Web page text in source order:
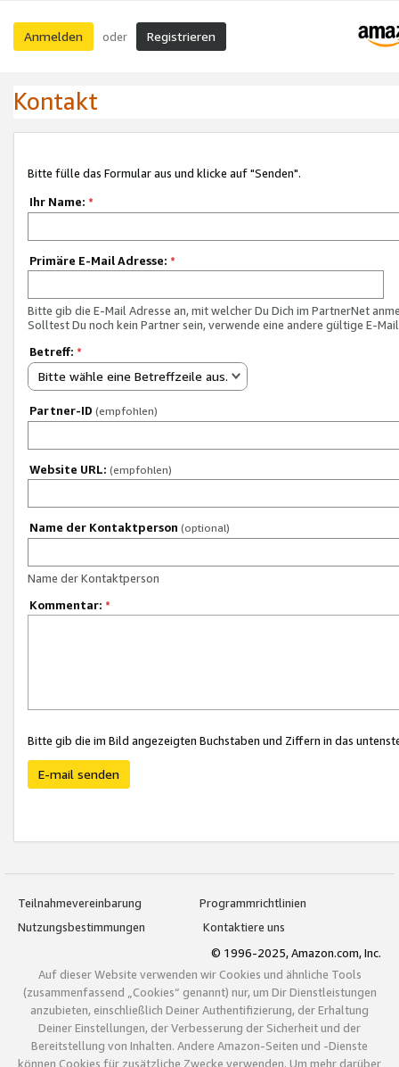
Anmelden oder Registrieren
Kontakt
Bitte fülle das Formular aus und klicke auf "Senden".
Ihr Name: *
Primäre E-Mail Adresse: *
Bitte gib die E-Mail Adresse an, mit welcher Du Dich im PartnerNet
Solltest Du noch kein Partner sein, verwende eine andere gültige E-
Betreff: *
Bitte wähle eine Betreffzeile aus.
Partner-ID (empfohlen)
Website URL: (empfohlen)
Name der Kontaktperson (optional)
Name der Kontaktperson
Kommentar: *
Bitte gib die im Bild angezeigten Buchstaben und Ziffern in das
E-mail senden
Teilnahmevereinbarung
Programmrichtlinien
Nutzungsbestimmungen
Kontaktiere uns
© 1996-2025, Amazon.com, Inc.
Auf dieser Website verwenden wir Cookies und ähnliche Tools
(zusammenfassend „Cookies“ genannt) nur, um Dir Dienstleistungen
anzubieten, einschließlich Deiner Authentifizierung, der Erhaltung
Deiner Einstellungen, der Verbesserung der Sicherheit und der
Bereitstellung von Inhalten. Andere Amazon-Seiten und -Dienste
können Cookies für zusätzliche Zwecke verwenden. Um mehr darüber